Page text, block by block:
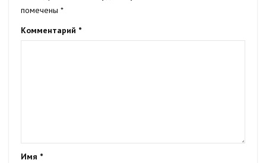
помечены *
Комментарий *
Имя *